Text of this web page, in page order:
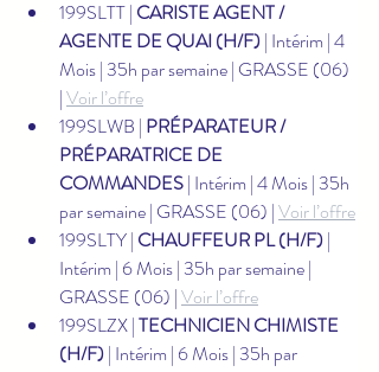
199SLTT | CARISTE AGENT /
AGENTE DE QUAI (H/F) | Intérim | 4
Mois | 35h par semaine | GRASSE (06)
| Voir l’offre
199SLWB | PRÉPARATEUR /
PRÉPARATRICE DE
COMMANDES | Intérim | 4 Mois | 35h
par semaine | GRASSE (06) | Voir l’offre
199SLTY | CHAUFFEUR PL (H/F) |
Intérim | 6 Mois | 35h par semaine |
GRASSE (06) | Voir l’offre
199SLZX | TECHNICIEN CHIMISTE
(H/F) | Intérim | 6 Mois | 35h par